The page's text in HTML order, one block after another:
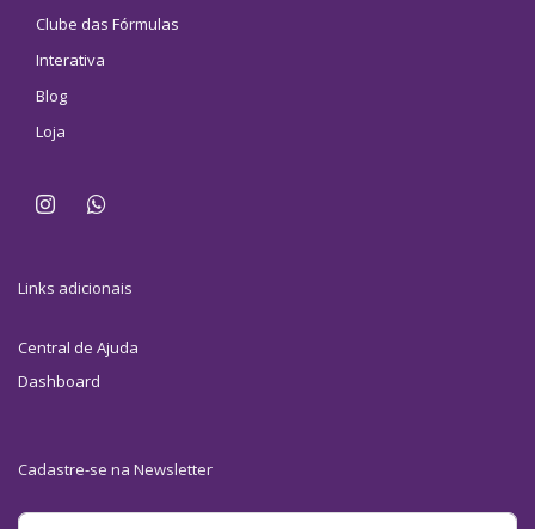
Clube das Fórmulas
Interativa
Blog
Loja
Links adicionais
Central de Ajuda
Dashboard
Cadastre-se na Newsletter